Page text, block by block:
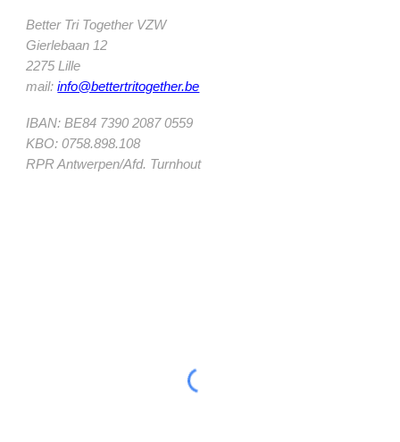
Better Tri Together VZW
Gierlebaan 12
2275 Lille
mail:info@bettertritogether.be
IBAN: BE84 7390 2087 0559
KBO: 0758.898.108
RPR Antwerpen/Afd. Turnhout